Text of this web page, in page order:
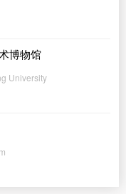
博物馆
University